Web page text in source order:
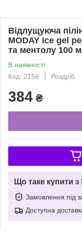
Відлущуюча
MODAY Ice gel
та ментолу 100
В наявності
Код: 2156
Роздріб
384 ₴
Що таке купити
Замовлення під
Доступна